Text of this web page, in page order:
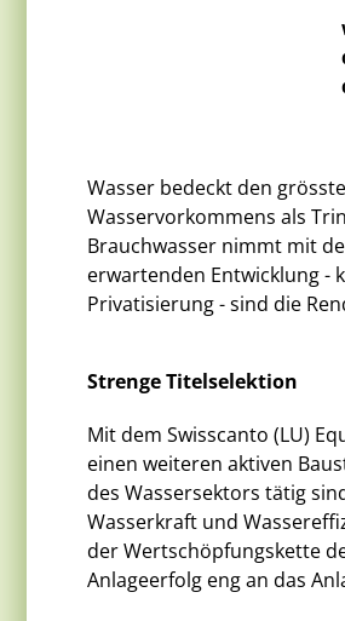
Wasser bedeckt den
Wasservorkommens als
Brauchwasser nimmt mit
erwartenden Entwicklung -
Privatisierung - sind die
Strenge Titelselektion
Mit dem Swisscanto (LU)
einen weiteren aktiven
des Wassersektors tätig
Wasserkraft und
der Wertschöpfungskette
Anlageerfolg eng an das